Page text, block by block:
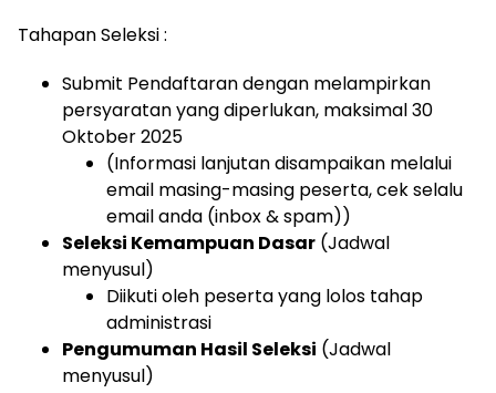
Tahapan Seleksi :
Submit Pendaftaran dengan melampirkan
persyaratan yang diperlukan, maksimal 30
Oktober 2025
(Informasi lanjutan disampaikan melalui
email masing-masing peserta, cek selalu
email anda (inbox & spam))
Seleksi Kemampuan Dasar (Jadwal
menyusul)
Diikuti oleh peserta yang lolos tahap
administrasi
Pengumuman Hasil Seleksi (Jadwal
menyusul)